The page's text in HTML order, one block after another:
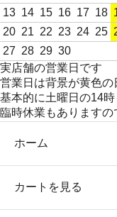
13 14 15 16 17 18
20 21 22 23 24 25
27 28 29 30
実店舗の営業日です
営業日は背景が黄色の
基本的に土曜日の14
臨時休業もあります
ホーム
カートを見る